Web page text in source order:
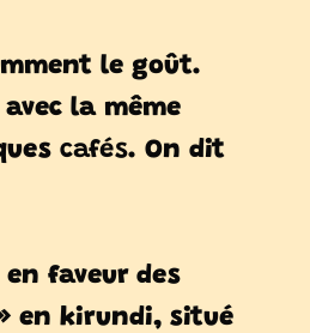
le goût.
la même
cafés. On dit
faveur des
en kirundi, situé